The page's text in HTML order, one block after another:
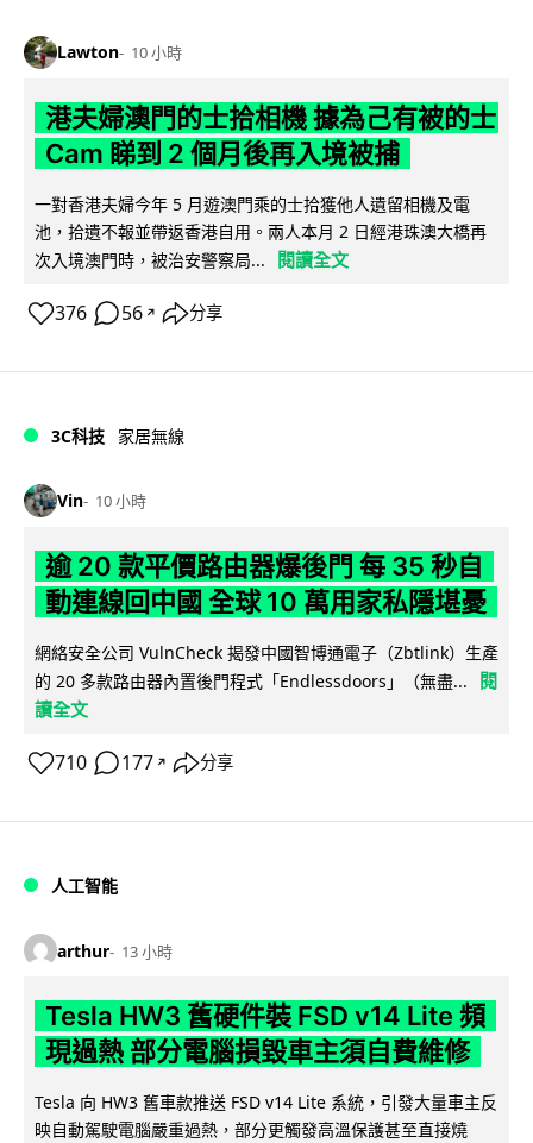
Lawton 10 小時
港夫婦澳門的士拾相機 據為己有被的士
Cam 睇到 2 個月後再入境被捕
一對香港夫婦今年 5 月遊澳門乘的士拾獲他人遺留相機及電
池，拾遺不報並帶返香港自用。兩人本月 2 日經港珠澳大橋再
次入境澳門時，被治安警察局...
閱讀全文
376 56 ↗ 分享
3C科技 家居無線
Vin 10 小時
逾 20 款平價路由器爆後門 每 35 秒自
動連線回中國 全球 10 萬用家私隱堪憂
網絡安全公司 VulnCheck 揭發中國智博通電子（Zbtlink）生產
的 20 多款路由器內置後門程式「Endlessdoors」（無盡...
閱
讀全文
710 177 ↗ 分享
人工智能
arthur 13 小時
Tesla HW3 舊硬件裝 FSD v14 Lite 頻
現過熱 部分電腦損毀車主須自費維修
Tesla 向 HW3 舊車款推送 FSD v14 Lite 系統，引發大量車主反
映自動駕駛電腦嚴重過熱，部分更觸發高溫保護甚至直接燒